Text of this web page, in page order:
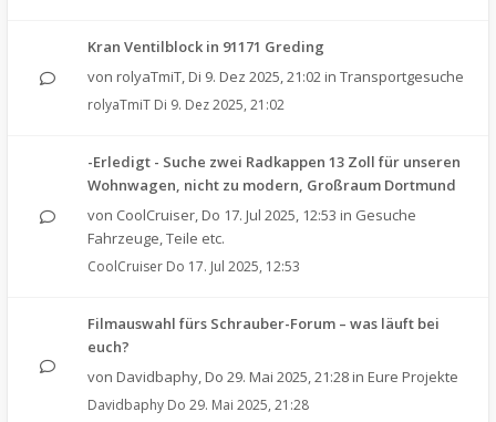
Kran Ventilblock in 91171 Greding
von rolyaTmiT, Di 9. Dez 2025, 21:02 in Transportgesuche
rolyaTmiT Di 9. Dez 2025, 21:02
-Erledigt - Suche zwei Radkappen 13 Zoll für unseren
Wohnwagen, nicht zu modern, Großraum Dortmund
von CoolCruiser, Do 17. Jul 2025, 12:53 in Gesuche
Fahrzeuge, Teile etc.
CoolCruiser Do 17. Jul 2025, 12:53
Filmauswahl fürs Schrauber-Forum – was läuft bei
euch?
von Davidbaphy, Do 29. Mai 2025, 21:28 in Eure Projekte
Davidbaphy Do 29. Mai 2025, 21:28